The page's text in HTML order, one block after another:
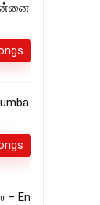
– En